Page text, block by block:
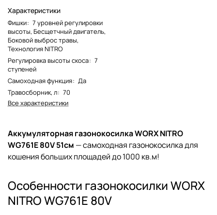
Характеристики
Фишки: 7 уровней регулировки
высоты, Бесщетчный двигатель,
Боковой выброс травы,
Технология NITRO
Регулировка высоты скоса: 7
ступеней
Самоходная функция: Да
Травосборник, л: 70
Все характеристики
Аккумуляторная газонокосилка WORX NITRO
WG761E 80V 51см — самоходная газонокосилка для
кошения больших площадей до 1000 кв.м!
Особенности газонокосилки WORX
NITRO WG761E 80V